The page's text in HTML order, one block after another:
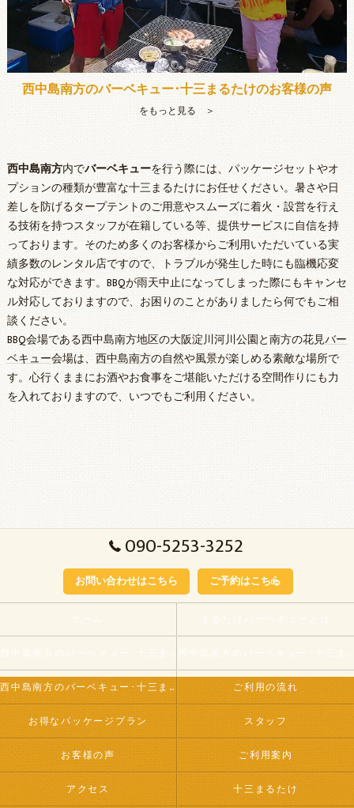
西中島南方のバーベキュー･十三まるたけのお客様の声
をもっと見る ＞
西中島南方内でバーベキューを行う際には、パッケージセットやオ
プションの種類が豊富な十三まるたけにお任せください。暑さや日
差しを防げるタープテントのご用意やスムーズに着火・設営を行え
る技術を持つスタッフが在籍している等、提供サービスに自信を持
っております。そのため多くのお客様からご利用いただいている実
績多数のレンタル店ですので、トラブルが発生した時にも臨機応変
な対応ができます。BBQが雨天中止になってしまった際にもキャンセ
ル対応しておりますので、お困りのことがありましたら何でもご相
談ください。
BBQ会場である西中島南方地区の大阪淀川河川公園と南方の花見バー
ベキュー会場は、 西中島南方の自然や風景が楽しめる素敵な場所で
す。心行くままにお酒やお食事をご堪能いただける空間作りにも力
を入れておりますので、いつでもご利用ください。
090-5253-3252
お問い合わせはこちら ご予約はこちら
西中島南方のバーベキュー･十三まるたけのお客様の声 ご利用の流れ
お得なパッケージプラン スタッフ
お客様の声 ご利用案内
アクセス 十三まるたけ